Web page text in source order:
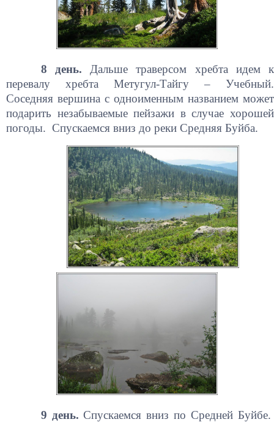
8 день. Дальше траверсом хребта идем к
перевалу хребта Метугул-Тайгу – Учебный.
Соседняя вершина с одноименным названием может
подарить незабываемые пейзажи в случае хорошей
погоды. Спускаемся вниз до реки Средняя Буйба.
9 день. Спускаемся вниз по Средней Буйбе.